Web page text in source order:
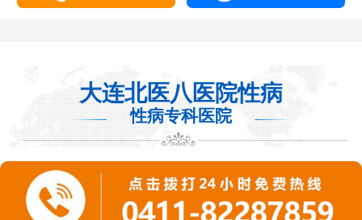
大连北医八医院性病
性病专科医院